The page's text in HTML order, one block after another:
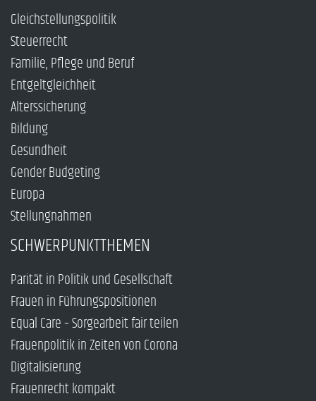
Gleichstellungspolitik
Steuerrecht
Familie, Pflege und Beruf
Entgeltgleichheit
Alterssicherung
Bildung
Gesundheit
Gender Budgeting
Europa
Stellungnahmen
SCHWERPUNKTTHEMEN
Parität in Politik und Gesellschaft
Frauen in Führungspositionen
Equal Care – Sorgearbeit fair teilen
Frauenpolitik in Zeiten von Corona
Digitalisierung
Frauenrecht kompakt